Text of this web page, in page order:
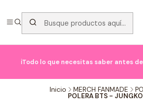
ℹ️Todo lo que necesitas saber antes
Inicio MERCH FANMADE
POLERA BTS -